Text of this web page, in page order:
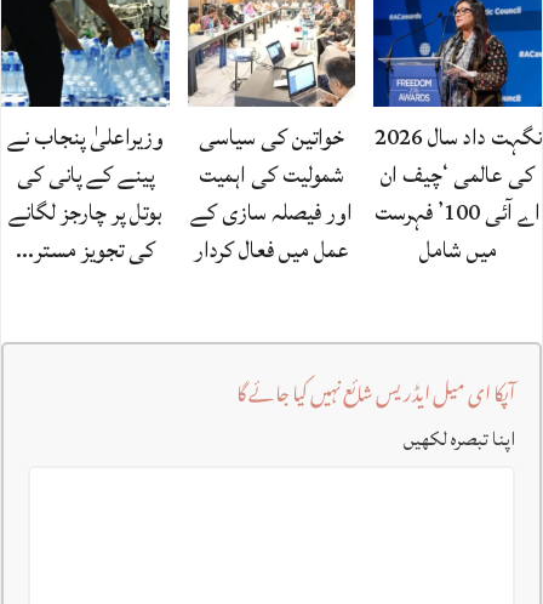
نگہت داد سال 2026
کی عالمی ‘چیف ان
اے آئی 100’ فہرست
میں شامل
خواتین کی سیاسی
شمولیت کی اہمیت
اور فیصلہ سازی کے
عمل میں فعال کردار
وزیراعلیٰ پنجاب نے
پینے کے پانی کی
بوتل پر چارجز لگانے
کی تجویز مستر…
آپکا ای میل ایڈریس شائع نہیں کیا جائے گا
اپنا تبصرہ لکھیں